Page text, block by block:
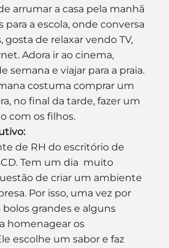
arrumar a casa pela manhã
para a escola, onde conversa
gosta de relaxar vendo TV,
Adora ir ao cinema,
semana e viajar para a praia.
costuma comprar um
no final da tarde, fazer um
com os filhos.
de RH do escritório de
Tem um dia  muito
de criar um ambiente
Por isso, uma vez por
grandes e alguns
homenagear os
escolhe um sabor e faz